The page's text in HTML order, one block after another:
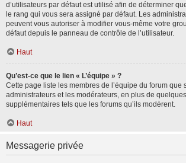
d’utilisateurs par défaut est utilisé afin de déterminer
le rang qui vous sera assigné par défaut. Les
peuvent vous autoriser à modifier vous-même votre
défaut depuis le panneau de contrôle de l’utilisateur.
Haut
Qu’est-ce que le lien « L’équipe » ?
Cette page liste les membres de l’équipe du forum que
administrateurs et les modérateurs, en plus de
supplémentaires tels que les forums qu’ils modèrent.
Haut
Messagerie privée